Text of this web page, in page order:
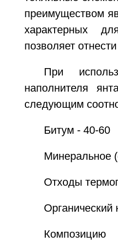
преимуществом
характерных
позволяет
При
наполнителя
следующим
Битум - 40-60
Минеральное
Отходы
Органический